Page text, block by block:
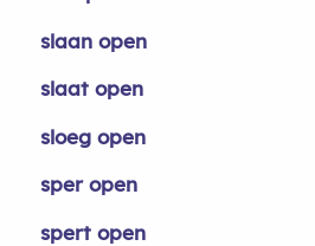
slaan open
slaat open
sloeg open
sper open
spert open